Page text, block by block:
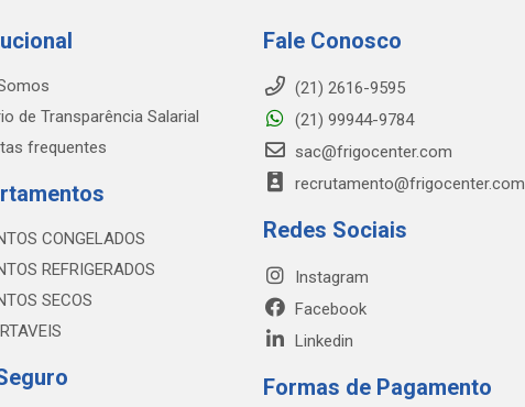
de Transparência Salarial
frequentes
CONGELADOS
REFRIGERADOS
SECOS
Fale Conosco
(21) 2616-9595
(21) 99944-9784
sac@frigocenter.com
recrutamento@frigocenter.com
Redes Sociais
Instagram
Facebook
Linkedin
Formas de Pagamento